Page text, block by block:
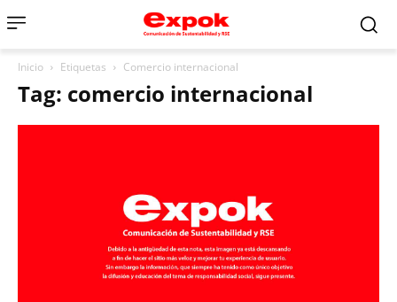
Inicio Etiquetas Comercio internacional
Tag: comercio internacional